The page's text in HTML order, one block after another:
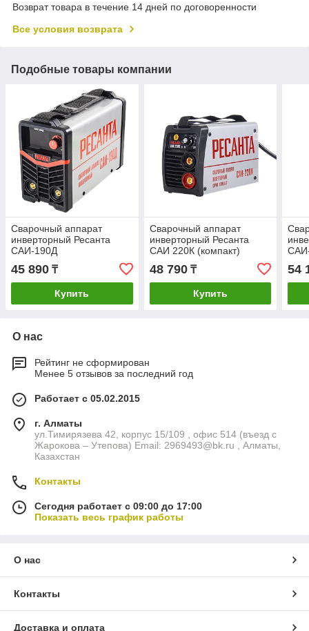
Возврат товара в течение 14 дней по договоренности
Все условия возврата
Подобные товары компании
Сварочный аппарат
инверторный Ресанта
САИ-190Д
45 890 ₸
Купить
Сварочный аппарат
инверторный Ресанта
САИ 220К (компакт)
48 790₸
Купить
54
О нас
Рейтинг не сформирован
Менее 5 отзывов за последний год
Работает с 05.02.2015
г. Алматы
ул.Тимирязева 42, корпус 15/109 , офис 514 (въезд с
Жарокова – Утепова) Email: 2969493@bk.ru , Алматы,
Казахстан
Контакты
Сегодня работает с 09:00 до 17:00
Показать весь график работы
О нас
Контакты
Доставка и оплата